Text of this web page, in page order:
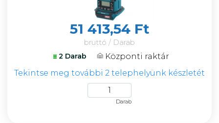
51 413,54 Ft
bruttó / Darab
2 Darab
Központi raktár
Tekintse meg további 2 telephelyünk készletét
Darab